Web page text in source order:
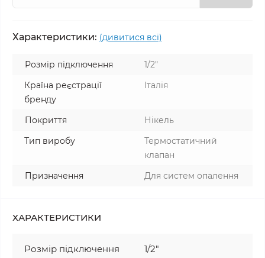
Характеристики: (дивитися всі)
Розмір підключення
1/2"
Країна реєстрації
бренду
Італія
Покриття
Нікель
Тип виробу
Термостатичний
клапан
Призначення
Для систем опалення
ХАРАКТЕРИСТИКИ
Розмір підключення 1/2"